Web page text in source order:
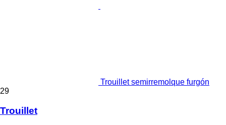
Trouillet semirremolque furgón
29
Trouillet